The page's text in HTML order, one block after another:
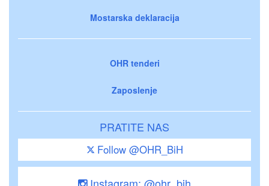
Mostarska deklaracija
OHR tenderi
Zaposlenje
PRATITE NAS
Follow @OHR_BiH